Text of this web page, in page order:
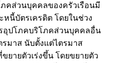
คส่วนบุคคลของครัวเรือนมี
นี้บัตรเครดิต โดยในช่วง
รอุปโภคบริโภคส่วนบุคคลอื่น
รมาส นับตั้งแต่ไตรมาส
ยายตัวเร่งขึ้น โดยขยายตัว